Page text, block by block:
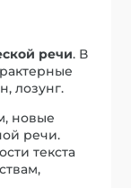
речи. В
лозунг.
новые
речи.
текста